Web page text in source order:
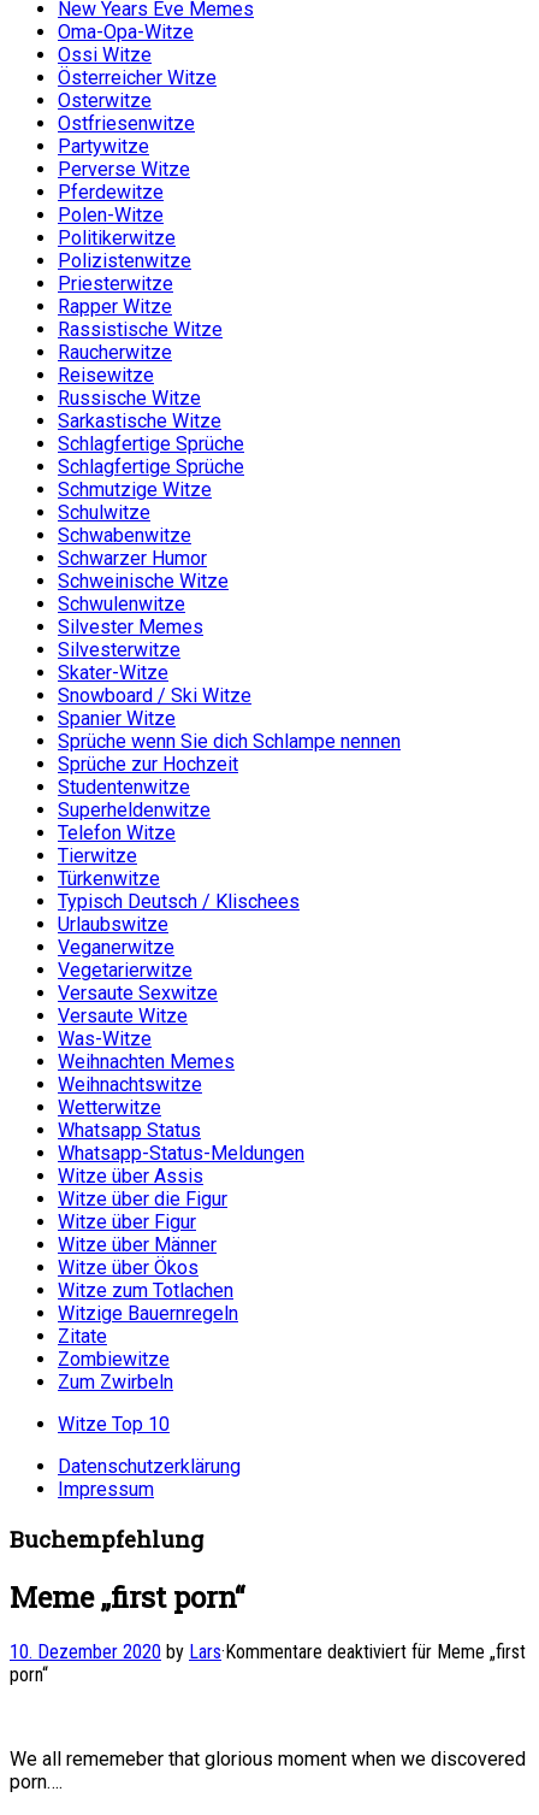
New Years Eve Memes
Oma-Opa-Witze
Ossi Witze
Österreicher Witze
Osterwitze
Ostfriesenwitze
Partywitze
Perverse Witze
Pferdewitze
Polen-Witze
Politikerwitze
Polizistenwitze
Priesterwitze
Rapper Witze
Rassistische Witze
Raucherwitze
Reisewitze
Russische Witze
Sarkastische Witze
Schlagfertige Sprüche
Schlagfertige Sprüche
Schmutzige Witze
Schulwitze
Schwabenwitze
Schwarzer Humor
Schweinische Witze
Schwulenwitze
Silvester Memes
Silvesterwitze
Skater-Witze
Snowboard / Ski Witze
Spanier Witze
Sprüche wenn Sie dich Schlampe nennen
Sprüche zur Hochzeit
Studentenwitze
Superheldenwitze
Telefon Witze
Tierwitze
Türkenwitze
Typisch Deutsch / Klischees
Urlaubswitze
Veganerwitze
Vegetarierwitze
Versaute Sexwitze
Versaute Witze
Was-Witze
Weihnachten Memes
Weihnachtswitze
Wetterwitze
Whatsapp Status
Whatsapp-Status-Meldungen
Witze über Assis
Witze über die Figur
Witze über Figur
Witze über Männer
Witze über Ökos
Witze zum Totlachen
Witzige Bauernregeln
Zitate
Zombiewitze
Zum Zwirbeln
Witze Top 10
Datenschutzerklärung
Impressum
Buchempfehlung
Meme „first porn“
10. Dezember 2020 by Lars·Kommentare deaktiviert für Meme „first
porn“
We all rememeber that glorious moment when we discovered
porn….